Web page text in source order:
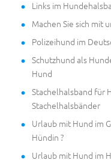
Links im
Machen Sie sich mit
Polizeihund im
Schutzhund als
Hund
Stachelhalsband für
Stachelhalsbänder
Urlaub mit Hund im
Hündin ?
Urlaub mit Hund im